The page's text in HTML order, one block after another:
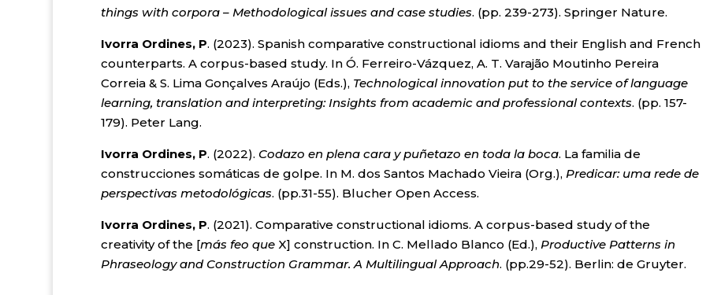
things with corpora – Methodological issues and case studies. (pp. 239-273). Springer Nature.
Ivorra Ordines, P. (2023). Spanish comparative constructional idioms and their English and French
counterparts. A corpus-based study. In Ó. Ferreiro-Vázquez, A. T. Varajão Moutinho Pereira
Correia & S. Lima Gonçalves Araújo (Eds.), Technological innovation put to the service of language
learning, translation and interpreting: Insights from academic and professional contexts. (pp. 157-
179). Peter Lang.
Ivorra Ordines, P. (2022). Codazo en plena cara y puñetazo en toda la boca. La familia de
construcciones somáticas de golpe. In M. dos Santos Machado Vieira (Org.), Predicar: uma rede de
perspectivas metodológicas. (pp.31-55). Blucher Open Access.
Ivorra Ordines, P. (2021). Comparative constructional idioms. A corpus-based study of the
creativity of the [más feo queX] construction. In C. Mellado Blanco (Ed.), Productive Patterns in
Phraseology and Construction Grammar. A Multilingual Approach. (pp.29-52). Berlin: de Gruyter.